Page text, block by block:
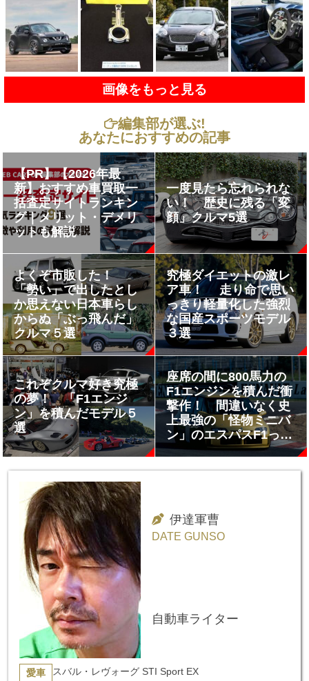
画像をもっと見る
編集部が選ぶ!
あなたにおすすめの記事
【PR】【2026年最
新】おすすめ車買取一
括査定サイトランキン
グ｜メリット・デメリ
ットも解説
一度見たら忘れられな
い！ 歴史に残る「変
顔」クルマ5選
よくぞ市販した！
「勢い」で出したとし
か思えない日本車らし
からぬ「ぶっ飛んだ」
クルマ５選
究極ダイエットの激レ
ア車！ 走り命で思い
っきり軽量化した強烈
な国産スポーツモデル
３選
これぞクルマ好き究極
の夢！ 「F1エンジ
ン」を積んだモデル５
選
座席の間に800馬力の
F1エンジンを積んだ衝
撃作！ 間違いなく史
上最強の「怪物ミニバ
ン」のエスパスF1って
何もの？
伊達軍曹
DATE GUNSO
自動車ライター
愛車 スバル・レヴォーグ STI Sport EX